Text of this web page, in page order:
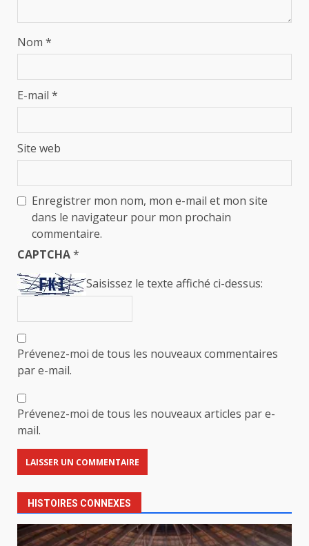
Nom *
E-mail *
Site web
Enregistrer mon nom, mon e-mail et mon site
dans le navigateur pour mon prochain
commentaire.
CAPTCHA*
Saisissez le texte affiché ci-dessus:
Prévenez-moi de tous les nouveaux commentaires
par e-mail.
Prévenez-moi de tous les nouveaux articles par e-
mail.
HISTOIRES CONNEXES